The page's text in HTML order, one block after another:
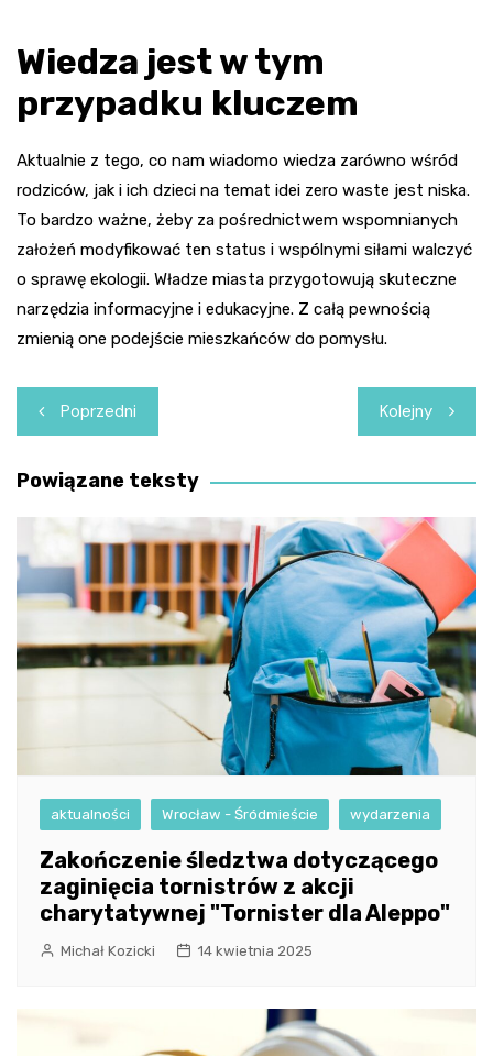
Wiedza jest w tym
przypadku kluczem
Aktualnie z tego, co nam wiadomo wiedza zarówno wśród
rodziców, jak i ich dzieci na temat idei zero waste jest niska.
To bardzo ważne, żeby za pośrednictwem wspomnianych
założeń modyfikować ten status i wspólnymi siłami walczyć
o sprawę ekologii. Władze miasta przygotowują skuteczne
narzędzia informacyjne i edukacyjne. Z całą pewnością
zmienią one podejście mieszkańców do pomysłu.
Nawigacja
wpisu
Poprzedni Kolejny
Powiązane teksty
aktualności Wrocław - Śródmieście wydarzenia
Zakończenie śledztwa dotyczącego
zaginięcia tornistrów z akcji
charytatywnej "Tornister dla Aleppo"
Michał Kozicki 14 kwietnia 2025